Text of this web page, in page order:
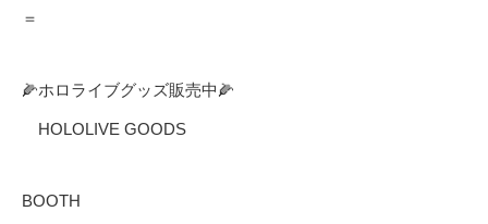
＝
🌽ホロライブグッズ販売中🌽
HOLOLIVE GOODS
BOOTH